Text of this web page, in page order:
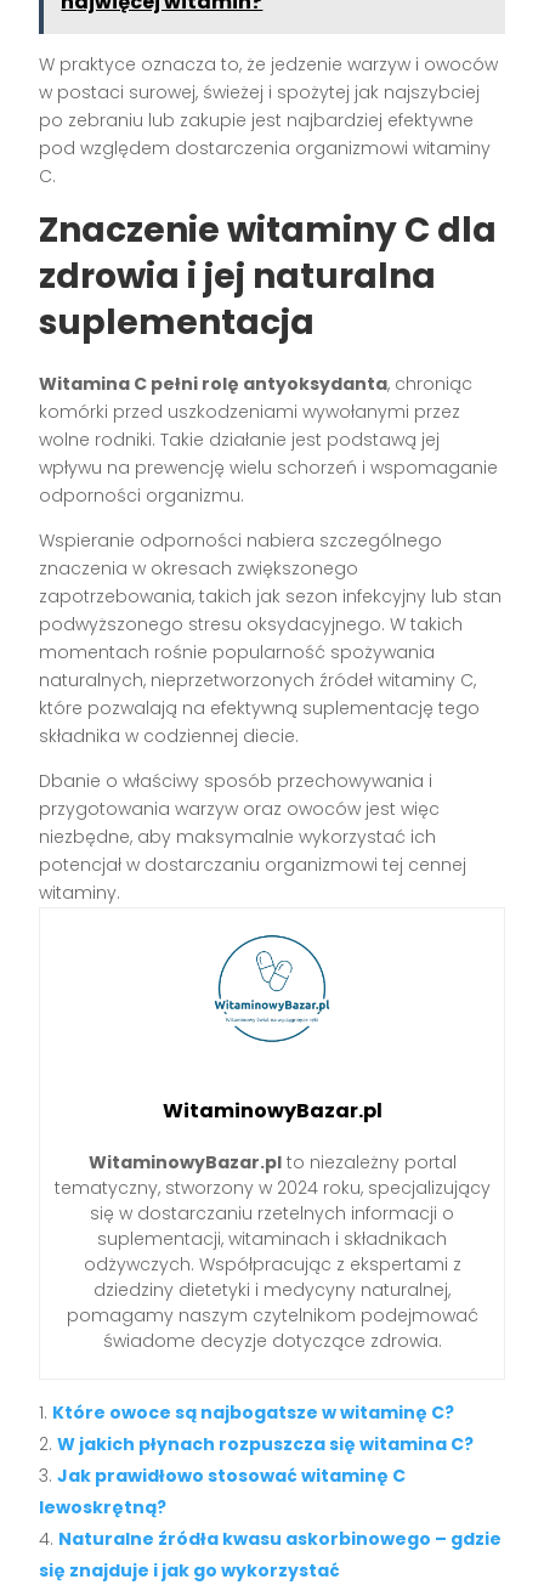
W praktyce oznacza to, że jedzenie warzyw i owoców
w postaci surowej, świeżej i spożytej jak najszybciej
po zebraniu lub zakupie jest najbardziej efektywne
pod względem dostarczenia organizmowi witaminy
C.
Znaczenie witaminy C dla
zdrowia i jej naturalna
suplementacja
Witamina C pełni rolę antyoksydanta, chroniąc
komórki przed uszkodzeniami wywołanymi przez
wolne rodniki. Takie działanie jest podstawą jej
wpływu na prewencję wielu schorzeń i wspomaganie
odporności organizmu.
Wspieranie odporności nabiera szczególnego
znaczenia w okresach zwiększonego
zapotrzebowania, takich jak sezon infekcyjny lub stan
podwyższonego stresu oksydacyjnego. W takich
momentach rośnie popularność spożywania
naturalnych, nieprzetworzonych źródeł witaminy C,
które pozwalają na efektywną suplementację tego
składnika w codziennej diecie.
Dbanie o właściwy sposób przechowywania i
przygotowania warzyw oraz owoców jest więc
niezbędne, aby maksymalnie wykorzystać ich
potencjał w dostarczaniu organizmowi tej cennej
witaminy.
WitaminowyBazar.pl
WitaminowyBazar.plto niezależny portal
tematyczny, stworzony w 2024 roku, specjalizujący
się w dostarczaniu rzetelnych informacji o
suplementacji, witaminach i składnikach
odżywczych. Współpracując z ekspertami z
dziedziny dietetyki i medycyny naturalnej,
pomagamy naszym czytelnikom podejmować
świadome decyzje dotyczące zdrowia.
Które owoce są najbogatsze w witaminę C?
W jakich płynach rozpuszcza się witamina C?
Jak prawidłowo stosować witaminę C
lewoskrętną?
Naturalne źródła kwasu askorbinowego – gdzie
się znajduje i jak go wykorzystać